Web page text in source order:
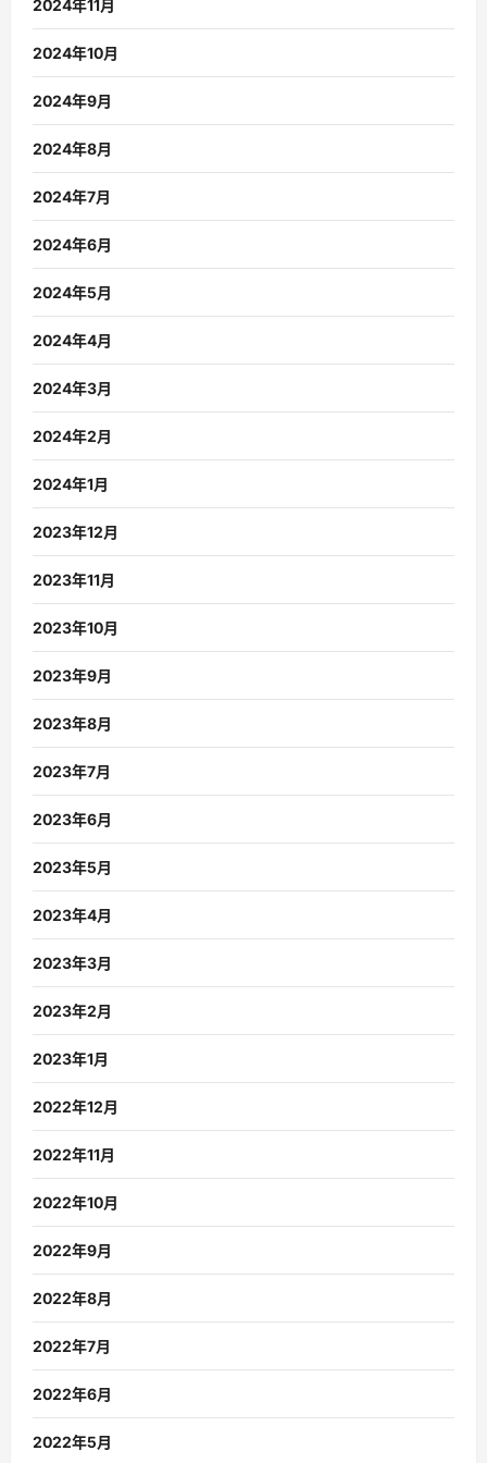
2024年11月
2024年10月
2024年9月
2024年8月
2024年7月
2024年6月
2024年5月
2024年4月
2024年3月
2024年2月
2024年1月
2023年12月
2023年11月
2023年10月
2023年9月
2023年8月
2023年7月
2023年6月
2023年5月
2023年4月
2023年3月
2023年2月
2023年1月
2022年12月
2022年11月
2022年10月
2022年9月
2022年8月
2022年7月
2022年6月
2022年5月